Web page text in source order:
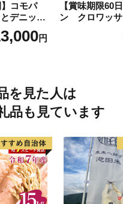
】コモパ
デニッシ
）／災害
食 防災グ
円
【賞味期限60
ン クロワッサ
個入り)／災害
非常食 防災グ
を見た人は
品も見ています